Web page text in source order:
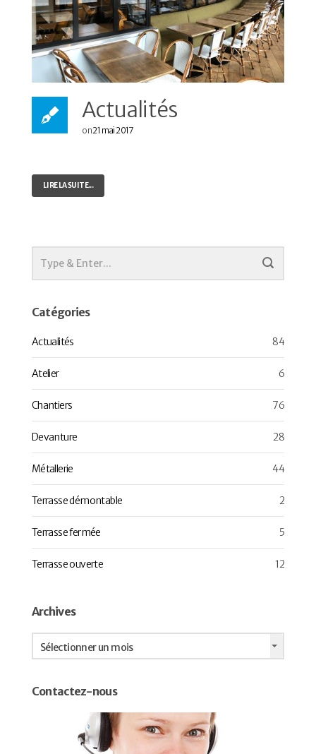
Actualités
on21 mai 2017
LIRE LA SUITE...
Catégories
Actualités 84
Atelier 6
Chantiers 76
Devanture 28
Métallerie 44
Terrasse démontable 2
Terrasse fermée 5
Terrasse ouverte 12
Archives
Archives
Sélectionner un mois
Contactez-nous